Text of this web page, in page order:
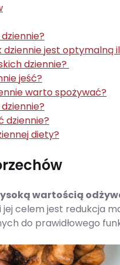
jest optymalną
dziennie?
jeść?
warto spożywać?
dziennie?
diety?
wartością
celem jest redukcja
do prawidłowego